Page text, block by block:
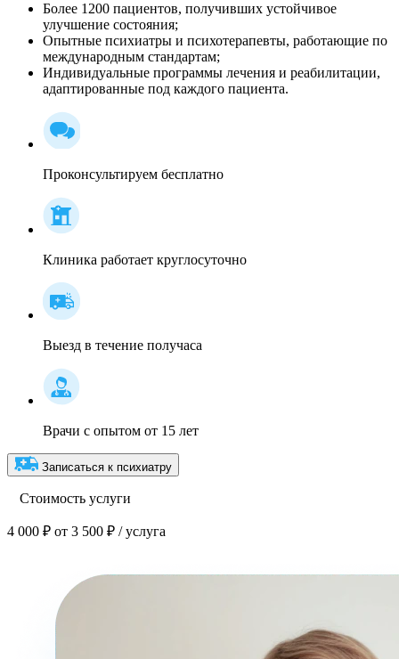
Более 1200 пациентов, получивших устойчивое
улучшение состояния;
Опытные психиатры и психотерапевты, работающие по
международным стандартам;
Индивидуальные программы лечения и реабилитации,
адаптированные под каждого пациента.
Проконсультируем бесплатно
Клиника работает круглосуточно
Выезд в течение получаса
Врачи с опытом от 15 лет
Записаться к психиатру
Стоимость услуги
4 000 ₽ от 3 500 ₽ / услуга